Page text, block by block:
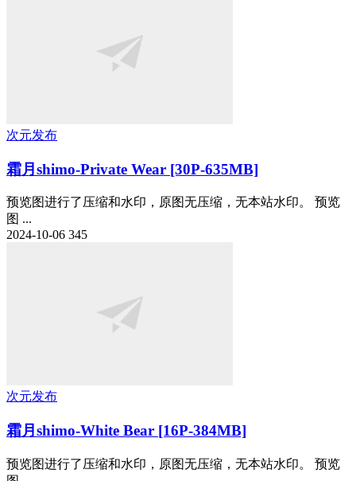
次元发布
霜月shimo-Private Wear [30P-635MB]
预览图进行了压缩和水印，原图无压缩，无本站水印。 预览
图 ...
2024-10-06 345
次元发布
霜月shimo-White Bear [16P-384MB]
预览图进行了压缩和水印，原图无压缩，无本站水印。 预览